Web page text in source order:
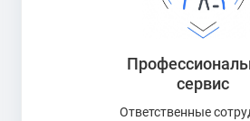
сервис
Ответственные